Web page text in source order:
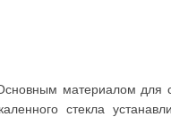
материалом для
стекла